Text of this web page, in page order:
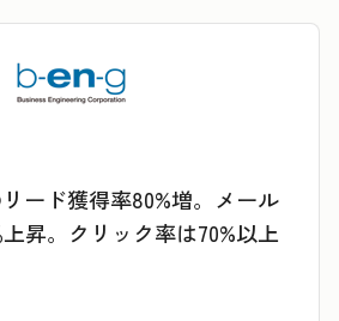
ード獲得率80%増。メール
昇。クリック率は70%以上